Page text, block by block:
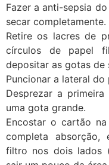
Fazer a anti-sepsia
secar completamente.
Retire os lacres de
círculos de papel
depositar as gotas de
Puncionar a lateral
Desprezar a
uma gota grande.
Encostar o cartão
completa
filtro nos dois lados